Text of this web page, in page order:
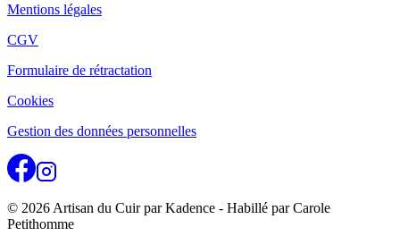
Mentions légales
CGV
Formulaire de rétractation
Cookies
Gestion des données personnelles
© 2026 Artisan du Cuir par Kadence - Habillé par Carole
Petithomme